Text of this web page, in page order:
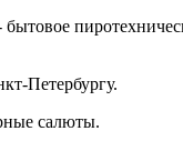
Петербургу.
салюты.